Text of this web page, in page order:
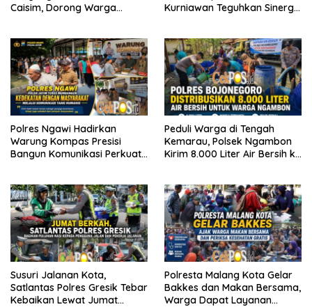
Caisim, Dorong Warga
Kurniawan Teguhkan Sinergi
Polres Ngawi Hadirkan
Warung Kompas Presisi
Bangun Komunikasi Perkuat
Peduli Warga di Tengah
Kemarau, Polsek Ngambon
Kirim 8.000 Liter Air Bersih ke
Susuri Jalanan Kota,
Satlantas Polres Gresik Tebar
Kebaikan Lewat Jumat
Polresta Malang Kota Gelar
Bakkes dan Makan Bersama,
Warga Dapat Layanan